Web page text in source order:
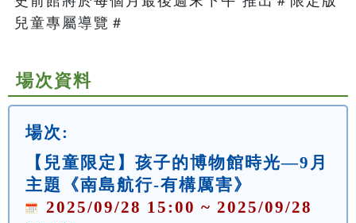
兒童專屬導覽＃
場次資料
場次:
【兒童限定】孩子的博物館時光—9月
主題《南島航行-有構厲害》
2025/09/28 15:00 ~ 2025/09/28